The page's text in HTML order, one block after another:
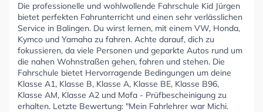
Die professionelle und wohlwollende Fahrschule Kid Jürgen
bietet perfekten Fahrunterricht und einen sehr verlässlichen
Service in Balingen. Du wirst lernen, mit einem VW, Honda,
Kymco und Yamaha zu fahren. Achte darauf, dich zu
fokussieren, da viele Personen und geparkte Autos rund um
die nahen Wohnstraßen gehen, fahren und stehen. Die
Fahrschule bietet Hervorragende Bedingungen um deine
Klasse A1, Klasse B, Klasse A, Klasse BE, Klasse B96,
Klasse AM, Klasse A2 und Mofa - Prüfbescheinigung zu
erhalten. Letzte Bewertung: "Mein Fahrlehrer war Michi.